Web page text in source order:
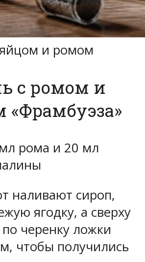
и ромом
с ромом и
«Фрамбуэза»
рома и 20 мл
наливают сироп,
ягодку, а сверху
черенку ложки
чтобы получились